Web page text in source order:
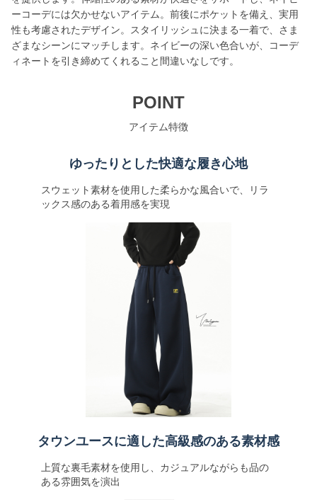
ーコーデには欠かせないアイテム。前後にポケットを備え、実用
性も考慮されたデザイン。スタイリッシュに決まる一着で、さま
ざまなシーンにマッチします。ネイビーの深い色合いが、コーデ
ィネートを引き締めてくれること間違いなしです。
POINT
アイテム特徴
ゆったりとした快適な履き心地
スウェット素材を使用した柔らかな風合いで、リラ
ックス感のある着用感を実現
タウンユースに適した高級感のある素材感
上質な裏毛素材を使用し、カジュアルながらも品の
ある雰囲気を演出